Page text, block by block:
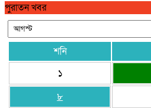
পুরাতন খবর
শনি
১
৮